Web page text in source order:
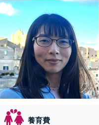
養育費